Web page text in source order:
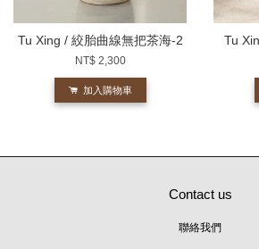
Tu Xing / 絞胎曲線無把茶海-2
NT$ 2,300
加入購物車
Tu
Contact us
聯絡我們